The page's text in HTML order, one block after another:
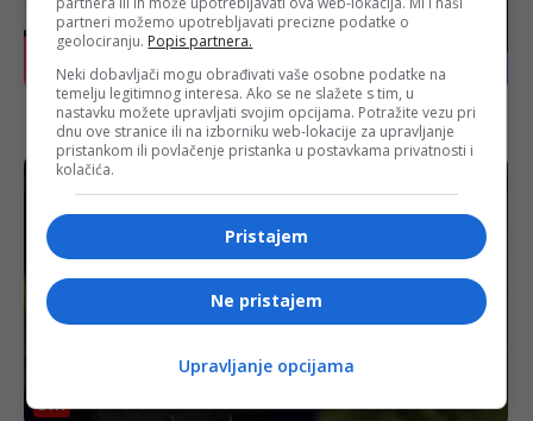
IZDVOJENO
Policajac Murga UŽIVO u CD-u: Policija sada
samo sjedi u autima!
BIH
partneri možemo upotrebljavati precizne podatke o
geolociranju. Popis partnera.
Neki dobavljači mogu obrađivati vaše osobne podatke na
temelju legitimnog interesa. Ako se ne slažete s tim, u
nastavku možete upravljati svojim opcijama. Potražite vezu pri
dnu ove stranice ili na izborniku web-lokacije za upravljanje
pristankom ili povlačenje pristanka u postavkama privatnosti i
kolačića.
Pristajem
Ne pristajem
Upravljanje opcijama